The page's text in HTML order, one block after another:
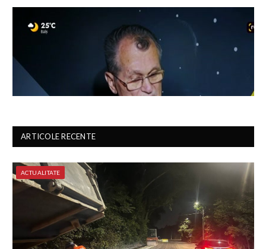
ARTICOLE RECENTE
ACTUALITATE